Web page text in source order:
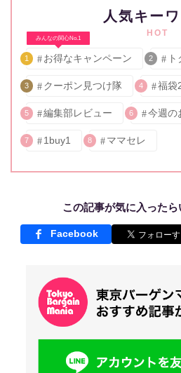
人気キー
HOT
みんなの関心No.1
1 お得なキャンペーン 2
3 クーポン見つけ隊 4 福袋
5 編集部レビュー 6 今週の
7 1buy1 8 ママセレ
この記事が気に入ったら
Facebook